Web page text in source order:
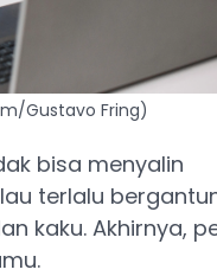
Gustavo Fring)
bisa menyalin
terlalu
kaku. Akhirnya,